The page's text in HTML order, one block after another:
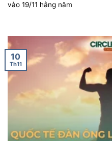
vào 19/11 hằng năm
10
Th11